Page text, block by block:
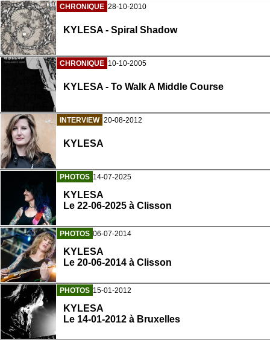
CHRONIQUE 28-10-2010
KYLESA - Spiral Shadow
CHRONIQUE 10-10-2005
KYLESA - To Walk A Middle Course
INTERVIEW 20-08-2012
KYLESA
PHOTOS 14-07-2025
KYLESA
Le 22-06-2025 à Clisson
PHOTOS 06-07-2014
KYLESA
Le 20-06-2014 à Clisson
PHOTOS 15-01-2012
KYLESA
Le 14-01-2012 à Bruxelles